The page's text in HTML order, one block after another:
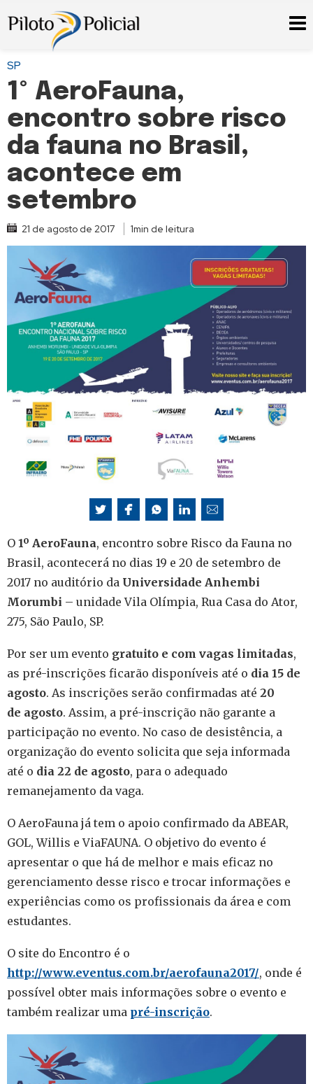
SP
1º AeroFauna,
encontro sobre risco
da fauna no Brasil,
acontece em
setembro
21 de agosto de 2017 1min de leitura
O 1º AeroFauna, encontro sobre Risco da Fauna no
Brasil, acontecerá no dias 19 e 20 de setembro de
2017 no auditório da Universidade Anhembi
Morumbi – unidade Vila Olímpia, Rua Casa do Ator,
275, São Paulo, SP.
Por ser um evento gratuito e com vagas limitadas,
as pré-inscrições ficarão disponíveis até o dia 15 de
agosto. As inscrições serão confirmadas até 20
de agosto. Assim, a pré-inscrição não garante a
participação no evento. No caso de desistência, a
organização do evento solicita que seja informada
até o dia 22 de agosto, para o adequado
remanejamento da vaga.
O AeroFauna já tem o apoio confirmado da ABEAR,
GOL, Willis e ViaFAUNA. O objetivo do evento é
apresentar o que há de melhor e mais eficaz no
gerenciamento desse risco e trocar informações e
experiências como os profissionais da área e com
estudantes.
O site do Encontro é o
http://www.eventus.com.br/aerofauna2017/, onde é
possível obter mais informações sobre o evento e
também realizar uma pré-inscrição.